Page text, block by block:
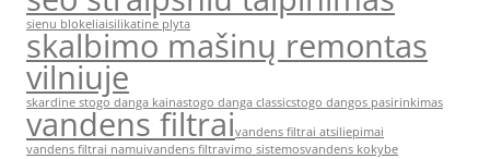
sienu blokeliaisilikatine plyta
skalbimo mašinų remontas
vilniuje
skardine stogo danga kainastogo danga classicstogo dangos pasirinkimas
vandens filtraivandens filtrai atsiliepimai
vandens filtrai namuivandens filtravimo sistemosvandens kokybe